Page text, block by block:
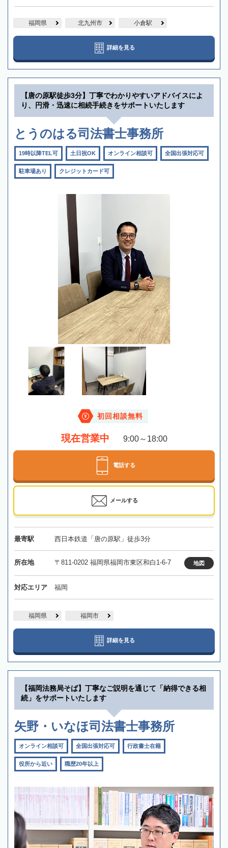
福岡県 北九州市 小倉駅
詳細を見る
【唐の原駅徒歩3分】丁寧でわかりやすいアドバイスによ
り、円滑・迅速に相続手続きをサポートいたします
とうのはる司法書士事務所
19時以降TEL可 土日祝OK オンライン相談可 全国出張対応可
駐車場あり クレジットカード可
初回相談無料
現在営業中 9:00～18:00
電話する
メールする
最寄駅 西日本鉄道「唐の原駅」徒歩3分
所在地 〒811-0202 福岡県福岡市東区和白1-6-7 地図
対応エリア 福岡
福岡県 福岡市
詳細を見る
【福岡法務局そば】丁寧なご説明を通じて「納得できる相
続」をサポートいたします
矢野・いなほ司法書士事務所
オンライン相談可 全国出張対応可 行政書士在籍
役所から近い 職歴20年以上